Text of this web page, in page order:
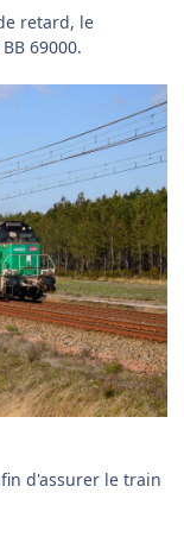
retard, le
69000.
d'assurer le train